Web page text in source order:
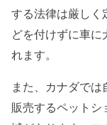
する法律は厳しく
どを付けずに車に
れます。
また、カナダで
販売するペットシ